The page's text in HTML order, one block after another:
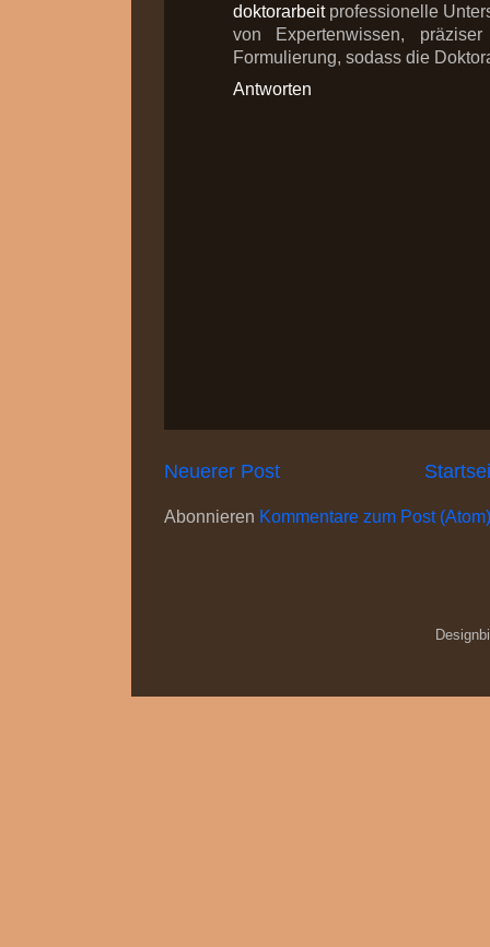
doktorarbeitprofessionelle
von Expertenwissen,
Formulierung, sodass die
Antworten
Neuerer Post
Abonnieren Kommentare zum Post (Atom)